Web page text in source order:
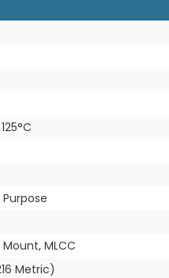
MLCC
Metric)